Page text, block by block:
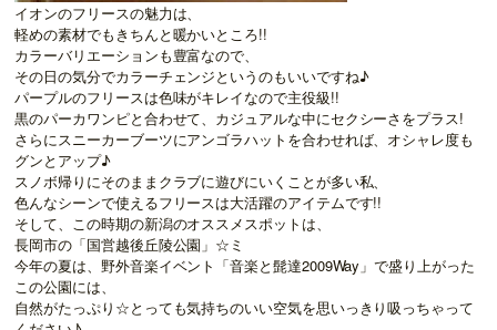
イオンのフリースの魅力は、
軽めの素材でもきちんと暖かいところ!!
カラーバリエーションも豊富なので、
その日の気分でカラーチェンジというのもいいですね♪
パープルのフリースは色味がキレイなので主役級!!
黒のパーカワンピと合わせて、カジュアルな中にセクシーさをプラス!
さらにスニーカーブーツにアンゴラハットを合わせれば、オシャレ度も
グンとアップ♪
スノボ帰りにそのままクラブに遊びにいくことが多い私、
色んなシーンで使えるフリースは大活躍のアイテムです!!
そして、この時期の新潟のオススメスポットは、
長岡市の「国営越後丘陵公園」☆ミ
今年の夏は、野外音楽イベント「音楽と髭達2009Way」で盛り上がった
この公園には、
自然がたっぷり☆とっても気持ちのいい空気を思いっきり吸っちゃって